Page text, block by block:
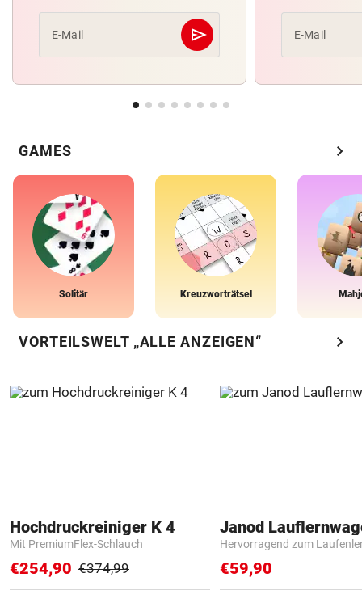
E-Mail send
Abschicken E-Mail
GAMES chevron_right
Solitär Kreuzworträtsel
VORTEILSWELT „ALLE ANZEIGEN“ chevron_right
Hochdruckreiniger K 4
Mit PremiumFlex-Schlauch
€254,90 €374,99
Janod
Hervorragend zum
€59,90